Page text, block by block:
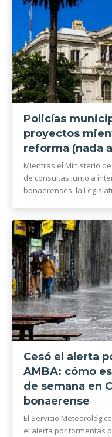
Policías
proyectos
reforma (nada
Mientras el Ministerio
de consultas junto a
bonaerenses, la
Cesó el alerta
AMBA: cómo
de semana en
bonaerense
El Servicio
el alerta por tormentas